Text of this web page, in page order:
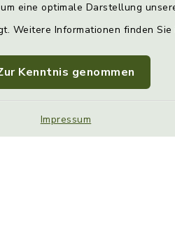
eine optimale Darstellung
Weitere Informationen finden Sie
Kenntnis genommen
Impressum
15:30 Uhr
auch ohne